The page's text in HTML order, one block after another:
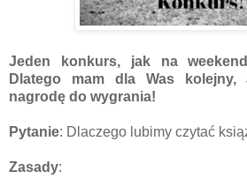
Jeden konkurs, jak na
Dlatego mam dla Was
nagrodę do wygrania!
Pytanie: Dlaczego lubimy czytać
Zasady: